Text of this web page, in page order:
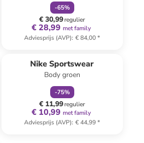
-65%
€ 30,99regulier
€ 28,99 met family
Adviesprijs (AVP): € 84,00*
Nike Sportswear
Body groen
-75%
€ 11,99regulier
€ 10,99 met family
Adviesprijs (AVP): € 44,99*